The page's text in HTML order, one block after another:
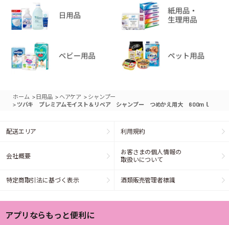
ホーム > 日用品 > ヘアケア > シャンプー
> ツバキ プレミアムモイスト＆リペア シャンプー つめかえ用大 600ｍｌ
配送エリア 利用規約
会社概要
お客さまの個人情報の
取扱いについて
特定商取引法に基づく表示 酒類販売管理者標識
アプリならもっと便利に